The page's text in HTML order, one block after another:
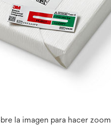
la imagen para hacer zoom